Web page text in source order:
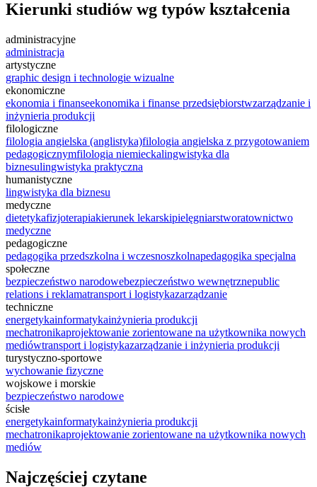
Kierunki studiów wg typów kształcenia
administracyjne
administracja
artystyczne
graphic design i technologie wizualne
ekonomiczne
ekonomia i finanseekonomika i finanse przedsiębiorstwzarządzanie i
inżynieria produkcji
filologiczne
filologia angielska (anglistyka)filologia angielska z przygotowaniem
pedagogicznymfilologia niemieckalingwistyka dla
biznesulingwistyka praktyczna
humanistyczne
lingwistyka dla biznesu
medyczne
dietetykafizjoterapiakierunek lekarskipielęgniarstworatownictwo
medyczne
pedagogiczne
pedagogika przedszkolna i wczesnoszkolnapedagogika specjalna
społeczne
bezpieczeństwo narodowebezpieczeństwo wewnętrznepublic
relations i reklamatransport i logistykazarządzanie
techniczne
energetykainformatykainżynieria produkcji
mechatronikaprojektowanie zorientowane na użytkownika nowych
mediówtransport i logistykazarządzanie i inżynieria produkcji
turystyczno-sportowe
wychowanie fizyczne
wojskowe i morskie
bezpieczeństwo narodowe
ścisłe
energetykainformatykainżynieria produkcji
mechatronikaprojektowanie zorientowane na użytkownika nowych
mediów
Najczęściej czytane